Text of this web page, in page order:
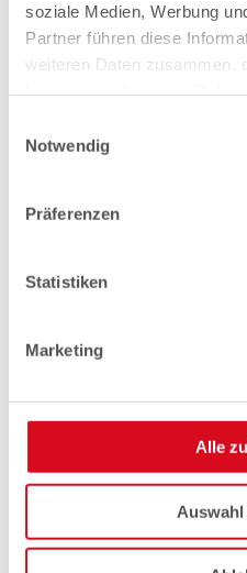
soziale Medien, Werbung
Partner führen diese
weiteren Daten zusammen,
Notwendig
Präferenzen
Statistiken
Marketing
Alle